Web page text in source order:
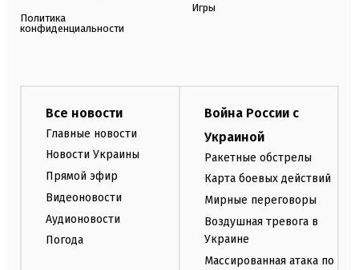
Политика
конфиденциальности
Игры
Все новости
Главные новости
Новости Украины
Прямой эфир
Видеоновости
Аудионовости
Погода
Война России с
Украиной
Ракетные обстрелы
Карта боевых действий
Мирные переговоры
Воздушная тревога в
Украине
Массированная атака по